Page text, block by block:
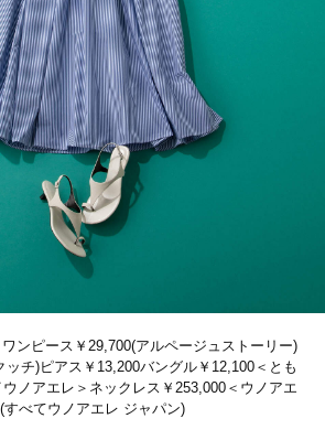
ンピース￥29,700(アルページュストーリー)
ッチ)ピアス￥13,200バングル￥12,100＜とも
ノアエレ＞ネックレス￥253,000＜ウノアエ
すべてウノアエレ ジャパン)